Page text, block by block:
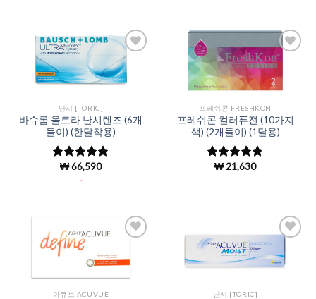
Add to
Wishlist
난시 [TORIC]
바슈롬 울트라 난시렌즈 (6개
들이) (한달착용)
5 중에서
로 평
₩66,590
.
Add to
Wishlist
프레쉬콘 FRESHKON
프레쉬콘 컬러퓨전 (10가지
색) (2개들이) (1달용)
5 중에서
로 평
₩21,630
Wishlist
아큐브 ACUVUE
Add to
Wishlist
난시 [TORIC]